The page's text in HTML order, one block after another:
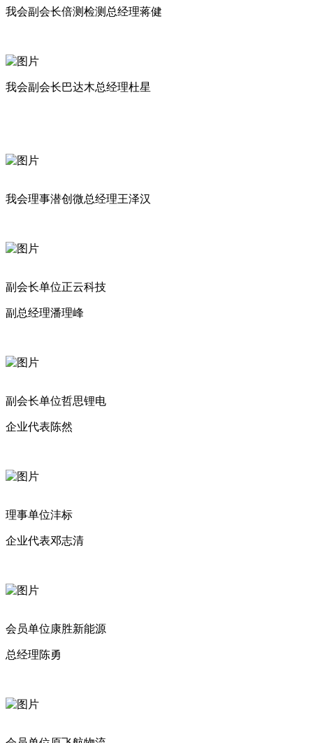
我会副会长倍测检测总经理蒋健
我会副会长巴达木总经理杜星
我会理事潜创微总经理王泽汉
副会长单位正云科技
副总经理潘理峰
副会长单位哲思锂电
企业代表陈然
理事单位沣标
企业代表邓志清
会员单位康胜新能源
总经理陈勇